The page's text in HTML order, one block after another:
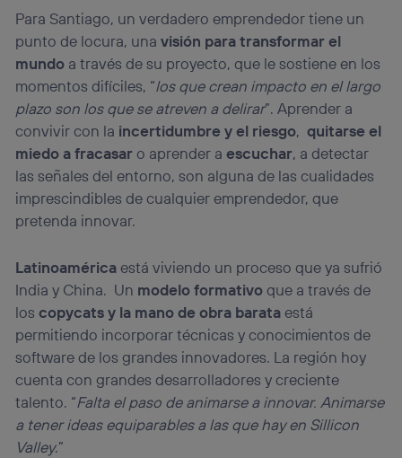
Para Santiago, un verdadero emprendedor tiene un
punto de locura, unavisión para transformar el
mundo a través de su proyecto, que le sostiene en los
momentos difíciles, “los que crean impacto en el largo
plazo son los que se atreven a delirar”. Aprender a
convivir con la incertidumbre y el riesgo,quitarse el
miedo a fracasaro aprender aescuchar, a detectar
las señales del entorno, son alguna de las cualidades
imprescindibles de cualquier emprendedor, que
pretenda innovar.
Latinoaméricaestá viviendo un proceso que ya sufrió
India y China. Un modelo formativoque a través de
loscopycats y la mano de obra barataestá
permitiendo incorporar técnicas y conocimientos de
software de los grandes innovadores. La región hoy
cuenta con grandes desarrolladores y creciente
talento. “Falta el paso de animarse a innovar. Animarse
a tener ideas equiparables a las que hay en Sillicon
Valley.”
el marketing o análisis se realizará en función de las
actividades de navegación de los miembros del hogar
que hayan dado su consentimiento.
Si utilizasdatos móviles, el marketing será más
personalizado, ya que se basará únicamente en la
navegación del usuario del móvil.
Puedes gestionar los consentimientos Utiq seleccionando
“Administrar Utiq” en la parte inferior de esta página web o
visitando el portal de privacidad de Utiq
(“consenthub”). Para más información, consulta
la política de privacidad de Utiq.